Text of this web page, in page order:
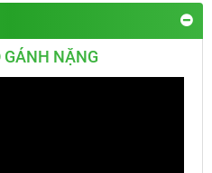
GÁNH NẶNG